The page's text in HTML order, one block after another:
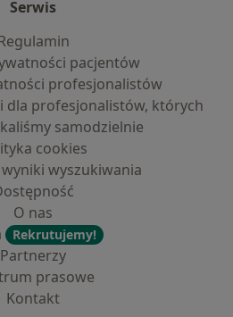
Serwis
pacjentów
profesjonalistów
dla profesjonalistów, których
samodzielnie
cookies
wyniki wyszukiwania
O nas
Rekrutujemy!
Partnerzy
prasowe
Kontakt